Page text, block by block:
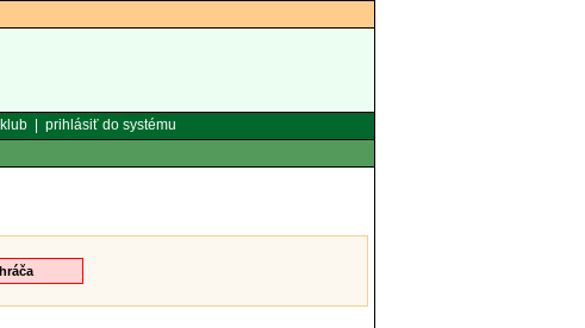
klub| prihlásiť do systému